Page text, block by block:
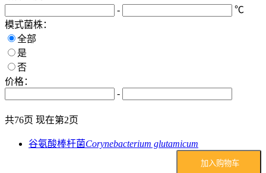
-
℃
模式菌株：
全部
是
否
价格：
-
共76页 现在第2页
谷氨酸棒杆菌Corynebacterium glutamicum
加入购物车